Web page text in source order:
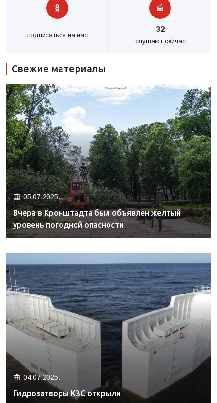
подписаться на нас
32
слушают сейчас
Свежие материалы
05.07.2025.
Вчера в Кронштадта был объявлен желтый
уровень погодной опасности
04.07.2025.
Гидрозатворы КЗС открыли